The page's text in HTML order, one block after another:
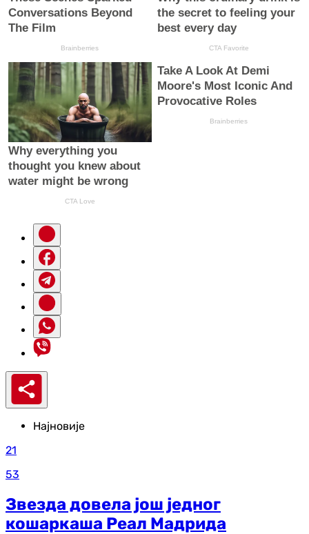
Најновије
21
53
Звезда довела још једног
кошаркаша Реал Мадрида